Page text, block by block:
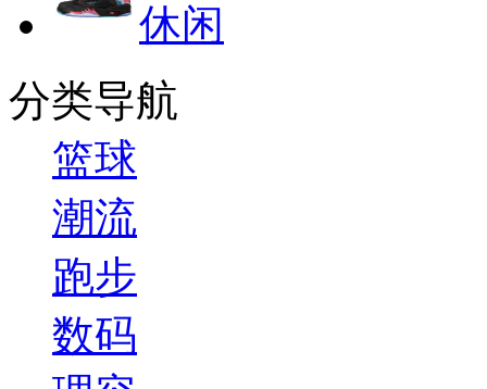
休闲
分类导航
篮球
潮流
跑步
数码